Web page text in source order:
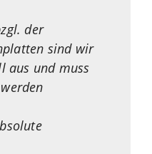
der
sind wir
aus und muss